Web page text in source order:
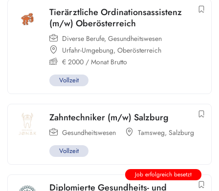
Tierärztliche Ordinationsassistenz
(m/w) Oberösterreich
Diverse Berufe, Gesundheitswesen
Urfahr-Umgebung, Oberösterreich
€ 2000 / Monat Brutto
Vollzeit
Zahntechniker (m/w) Salzburg
Gesundheitswesen Tamsweg, Salzburg
Vollzeit
Diplomierte Gesundheits- und
Job erfolgreich besetzt